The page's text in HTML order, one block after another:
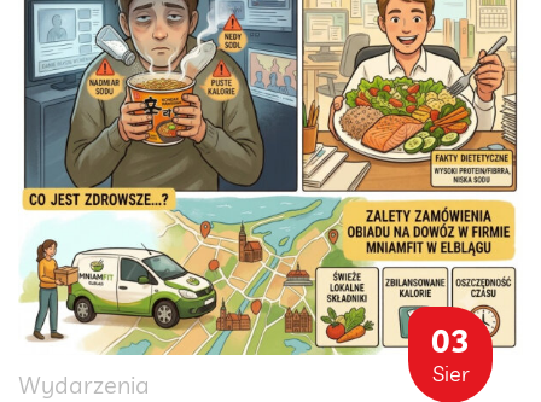
03
Sier
Wydarzenia